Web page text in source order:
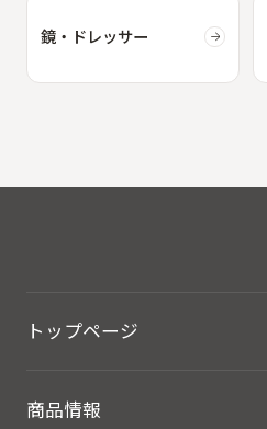
鏡・ドレッサー
トップページ
商品情報